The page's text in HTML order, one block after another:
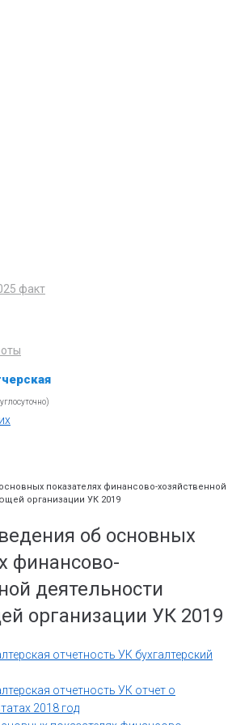
факт
показателях финансово-хозяйственной
организации УК 2019
об основных
финансово-
деятельности
организации УК 2019
отчетность УК бухгалтерский
отчетность УК отчет о
2018 год